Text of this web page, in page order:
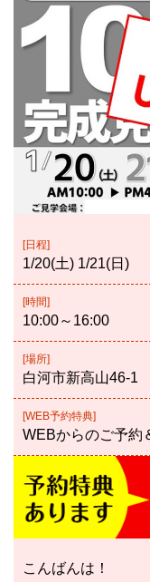
[日程]
1/20(土) 1/21(日)
[時間]
10:00～16:00
[場所]
白河市新高山46-1
[WEB予約特典]
WEBからのご予約
こんばんは！